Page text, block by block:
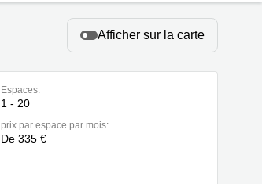
Afficher sur la carte
Espaces:
1 - 20
prix par espace par mois:
De 335 €